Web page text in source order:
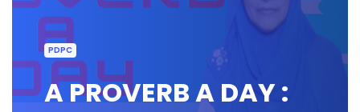
PDPC
A PROVERB A DAY :